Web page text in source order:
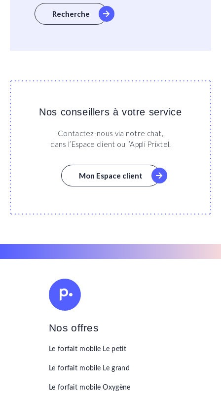
Recherche
Nos conseillers à votre service
Contactez-nous via notre chat,
dans l’Espace client ou l’Appli Prixtel.
Mon Espace client
Nos offres
Le forfait mobile Le petit
Le forfait mobile Le grand
Le forfait mobileOxygène